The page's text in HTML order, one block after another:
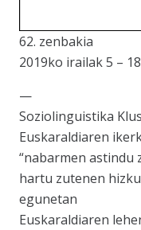
62. zenbakia
2019ko irailak 5 – 18
—
Soziolinguistika
Euskaraldiaren
“nabarmen astindu
hartu zutenen
egunetan
Euskaraldiaren